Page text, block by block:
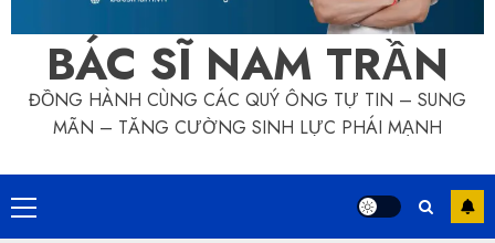
BÁC SĨ NAM TRẦN
ĐỒNG HÀNH CÙNG CÁC QUÝ ÔNG TỰ TIN – SUNG
MÃN – TĂNG CƯỜNG SINH LỰC PHÁI MẠNH
Primary
Menu